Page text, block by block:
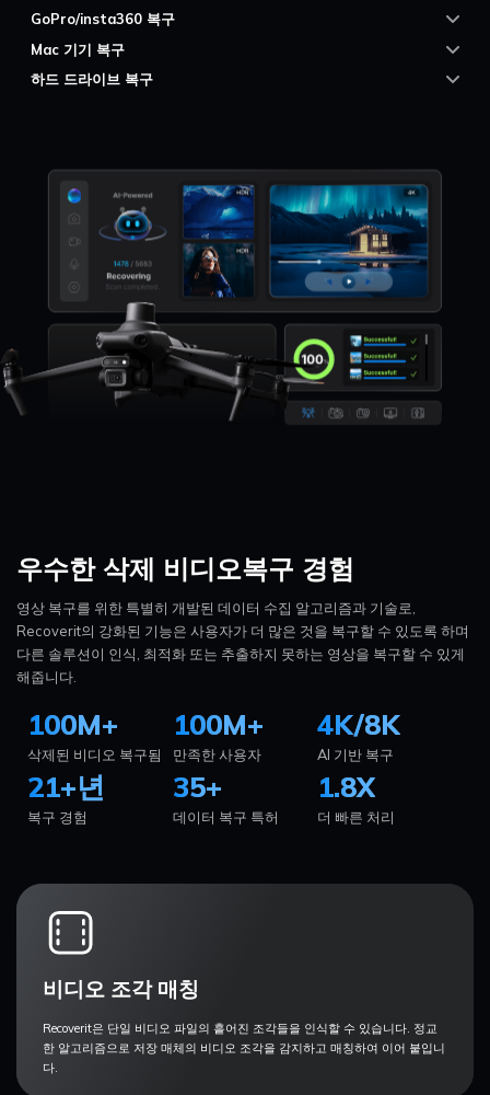
GoPro/insta360 복구
Mac 기기 복구
하드 드라이브 복구
우수한 삭제 비디오복구 경험
영상 복구를 위한 특별히 개발된 데이터 수집 알고리즘과 기술로,
Recoverit의 강화된 기능은 사용자가 더 많은 것을 복구할 수 있도록 하며
다른 솔루션이 인식, 최적화 또는 추출하지 못하는 영상을 복구할 수 있게
해줍니다.
100M+
삭제된 비디오 복구됨
100M+
만족한 사용자
4K/8K
AI 기반 복구
21+년
복구 경험
35+
데이터 복구 특허
1.8X
더 빠른 처리
비디오 조각 매칭
Recoverit은 단일 비디오 파일의 흩어진 조각들을 인식할 수 있습니다. 정교
한 알고리즘으로 저장 매체의 비디오 조각을 감지하고 매칭하여 이어 붙입니
다.
온라인 영상 복구
무료 체험하기